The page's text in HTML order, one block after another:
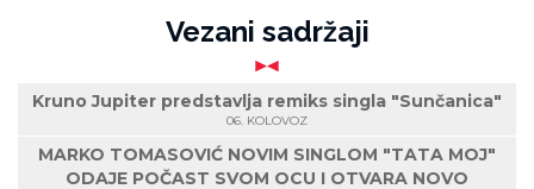
Vezani sadržaji
Kruno Jupiter predstavlja remiks singla "Sunčanica"
06. KOLOVOZ
MARKO TOMASOVIĆ NOVIM SINGLOM "TATA MOJ"
ODAJE POČAST SVOM OCU I OTVARA NOVO